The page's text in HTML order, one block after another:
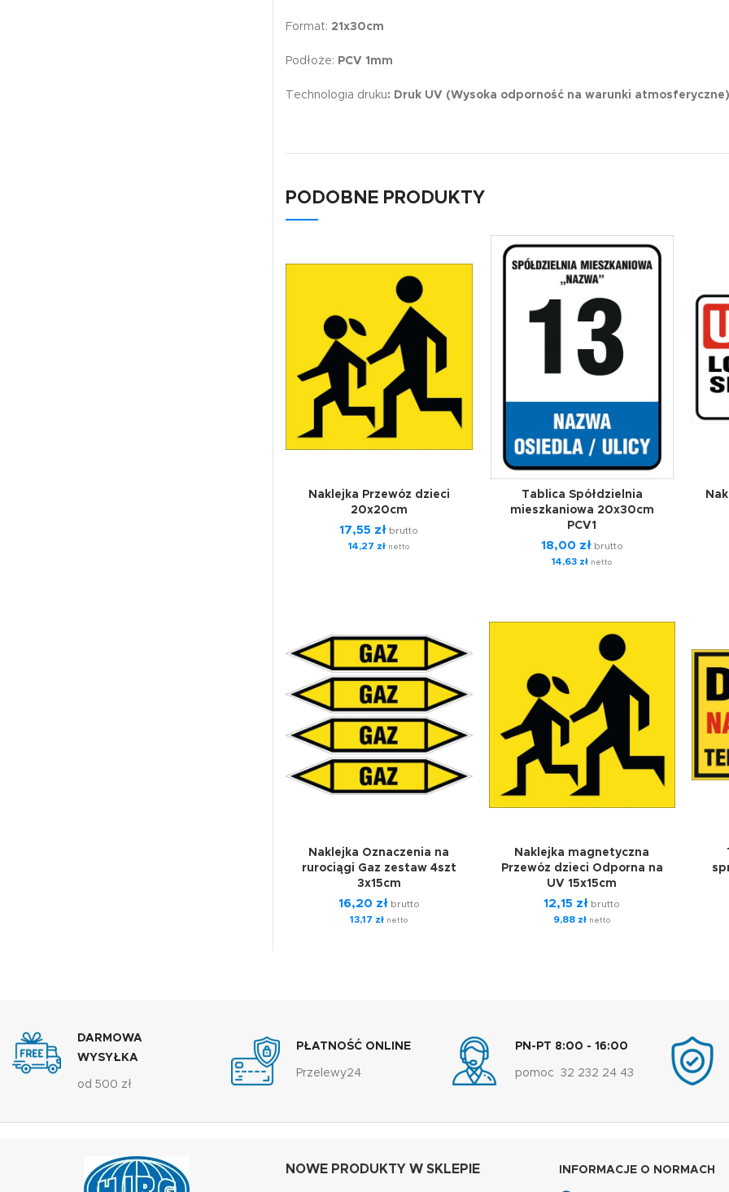
Format: 21x30cm
Podłoże: PCV 1mm
Technologia druku: Druk UV (Wysoka odporność na warunki atmosferyczne)
PODOBNE PRODUKTY
Naklejka Przewóz dzieci
20x20cm
17,55 zł brutto
14,27 zł netto
Tablica Spółdzielnia
mieszkaniowa 20x30cm
PCV1
18,00 złbrutto
14,63 zł netto
Naklejka Oznaczenia na
rurociągi Gaz zestaw 4szt
3x15cm
16,20 złbrutto
13,17 zł netto
Naklejka magnetyczna
Przewóz dzieci Odporna na
UV 15x15cm
12,15 zł brutto
9,88 zł netto
DARMOWA
WYSYŁKA
od 500 zł
PŁATNOŚĆ ONLINE
Przelewy24
PN-PT 8:00 - 16:00
pomoc 32 232 24 43
NOWE PRODUKTY W SKLEPIE INFORMACJE O NORMACH